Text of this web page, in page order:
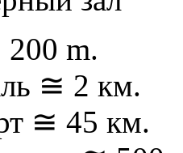
m.
≅ 2 км.
≅ 45 км.